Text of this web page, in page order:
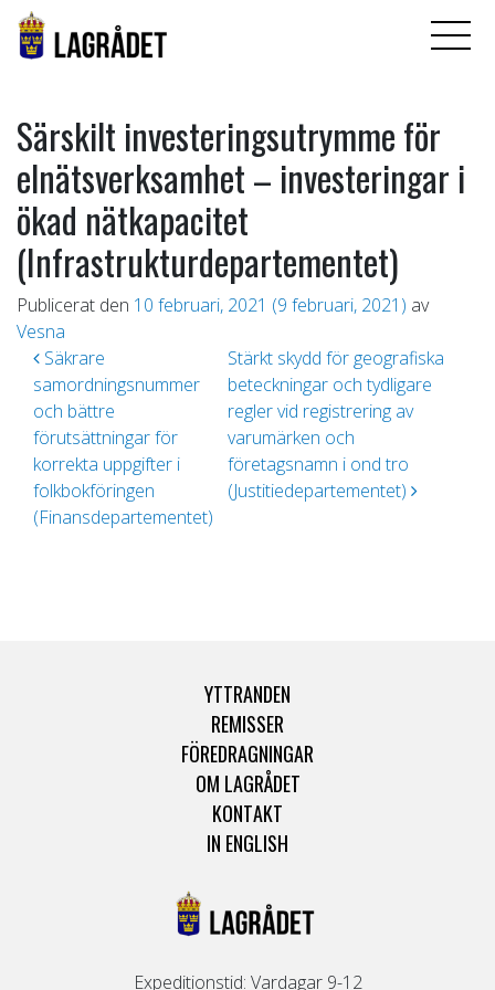
Särskilt investeringsutrymme för
elnätsverksamhet – investeringar i
ökad nätkapacitet
(Infrastrukturdepartementet)
Publicerat den 10 februari, 2021 (9 februari, 2021) av
Vesna
Inläggsnavigering
Säkrare
samordningsnummer
och bättre
förutsättningar för
korrekta uppgifter i
folkbokföringen
(Finansdepartementet)
Stärkt skydd för geografiska
beteckningar och tydligare
regler vid registrering av
varumärken och
företagsnamn i ond tro
(Justitiedepartementet)
YTTRANDEN
REMISSER
FÖREDRAGNINGAR
OM LAGRÅDET
KONTAKT
IN ENGLISH
Expeditionstid: Vardagar 9-12